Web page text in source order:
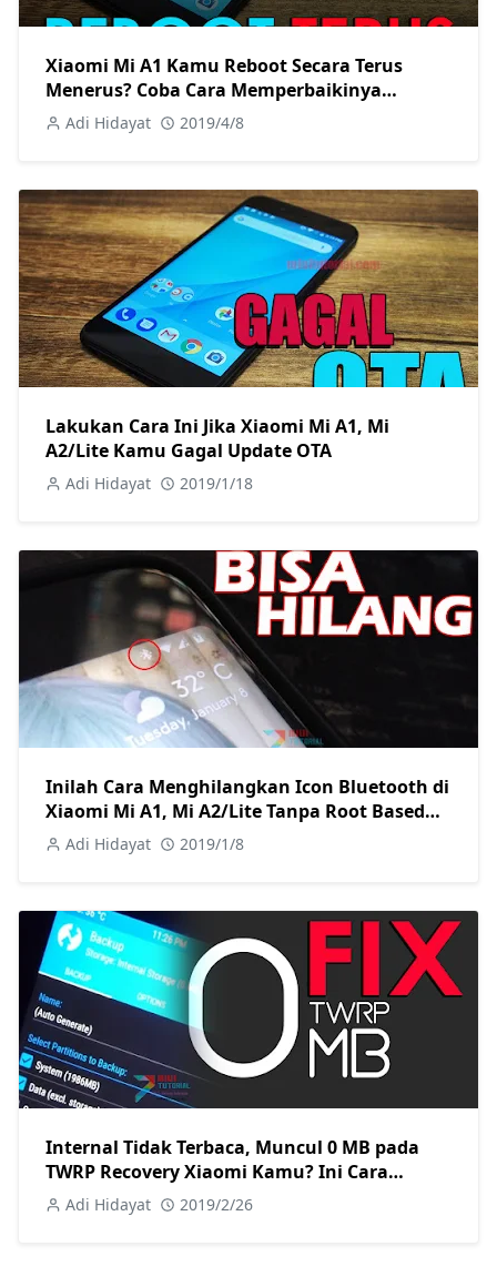
Xiaomi Mi A1 Kamu Reboot Secara Terus
Menerus? Coba Cara Memperbaikinya
Berikut Ini!
Adi Hidayat 2019/4/8
Lakukan Cara Ini Jika Xiaomi Mi A1, Mi
A2/Lite Kamu Gagal Update OTA
Adi Hidayat 2019/1/18
Inilah Cara Menghilangkan Icon Bluetooth di
Xiaomi Mi A1, Mi A2/Lite Tanpa Root Based
Android Pie: System UI Tunner
Adi Hidayat 2019/1/8
Internal Tidak Terbaca, Muncul 0 MB pada
TWRP Recovery Xiaomi Kamu? Ini Cara
Memperbaikinya
Adi Hidayat 2019/2/26